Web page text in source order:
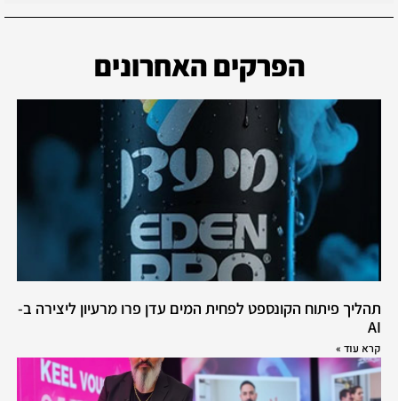
הפרקים האחרונים
תהליך פיתוח הקונספט לפחית המים עדן פרו מרעיון ליצירה ב-
AI
קרא עוד »